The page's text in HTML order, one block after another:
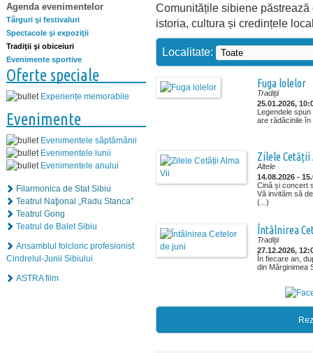
Agenda evenimentelor
Târguri şi festivaluri
Spectacole şi expoziţii
Tradiţii şi obiceiuri
Evenimente sportive
Oferte speciale
Experiențe memorabile
Evenimente
Evenimentele săptămânii
Evenimentele lunii
Evenimentele anului
Filarmonica de Stat Sibiu
Teatrul Naţional „Radu Stanca”
Teatrul Gong
Teatrul de Balet Sibiu
Ansamblul folcloric profesionist
Cindrelul-Junii Sibiului
ASTRA film
Comunitățile sibiene
istoria, cultura și credințele
Localitate:
Fuga lolelor
Tradiţii
25.01.2026,
Legendele
are rădăcinile
Zilele Cetății
Altele
14.08.2026 -
Cină și concert
Vă invităm să
(...)
Întâlnirea
Tradiţii
27.12.2026,
În fiecare an,
din Mărginimea